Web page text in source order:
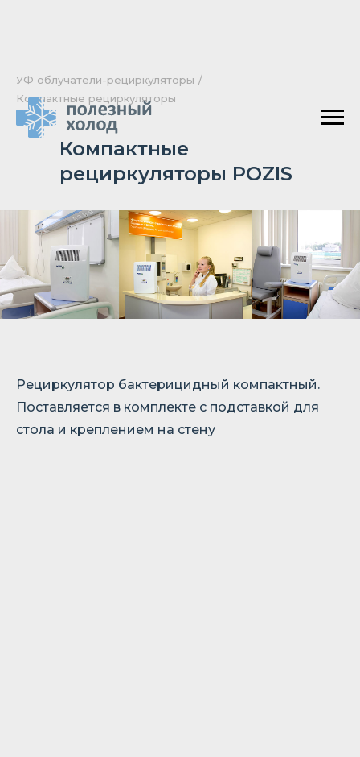
УФ облучатели-рециркуляторы /
Компактные рециркуляторы
Компактные
рециркуляторы POZIS
Рециркулятор бактерицидный компактный.
Поставляется в комплекте с подставкой для
стола и креплением на стену